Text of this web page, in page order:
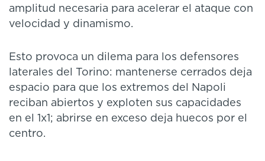
amplitud necesaria para acelerar el ataque con
velocidad y dinamismo.
Esto provoca un dilema para los defensores
laterales del Torino: mantenerse cerrados deja
espacio para que los extremos del Napoli
reciban abiertos y exploten sus capacidades
en el 1x1; abrirse en exceso deja huecos por el
centro.